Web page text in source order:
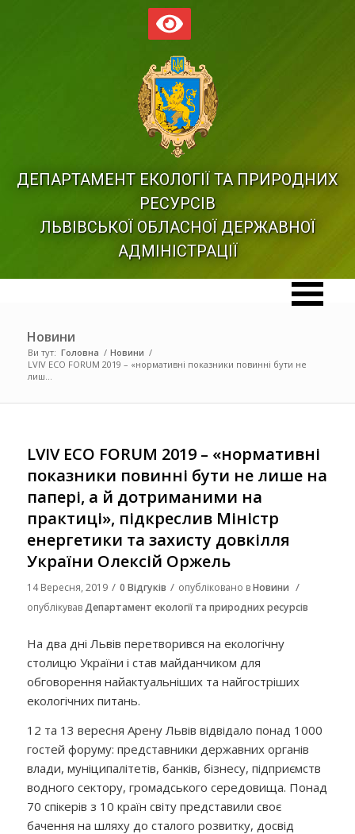
ДЕПАРТАМЕНТ ЕКОЛОГІЇ ТА ПРИРОДНИХ
РЕСУРСІВ
ЛЬВІВСЬКОЇ ОБЛАСНОЇ ДЕРЖАВНОЇ
АДМІНІСТРАЦІЇ
Новини
Ви тут: Головна / Новини /
LVIV ECO FORUM 2019 – «нормативні показники повинні бути не
лиш...
LVIV ECO FORUM 2019 – «нормативні
показники повинні бути не лише на
папері, а й дотриманими на
практиці», підкреслив Міністр
енергетики та захисту довкілля
України Олексій Оржель
14 Вересня, 2019 / 0 Відгуків / опубліковано вНовини /
опублікувавДепартамент екології та природних ресурсів
На два дні Львів перетворився на екологічну
столицю України і став майданчиком для
обговорення найактуальніших та найгостріших
екологічних питань.
12 та 13 вересня Арену Львів відвідало понад 1000
гостей форуму: представники державних органів
влади, муніципалітетів, банків, бізнесу, підприємств
водного сектору, громадського середовища. Понад
70 спікерів з 10 країн світу представили своє
бачення на шляху до сталого розвитку, досвід